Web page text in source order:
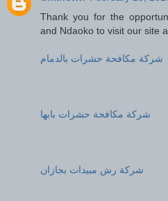
Thank you for the
and Ndaoko to visit our site
شركة مكافحة حشرات بالدمام
شركة مكافحة حشرات بابها
شركة رش مبيدات بجازان